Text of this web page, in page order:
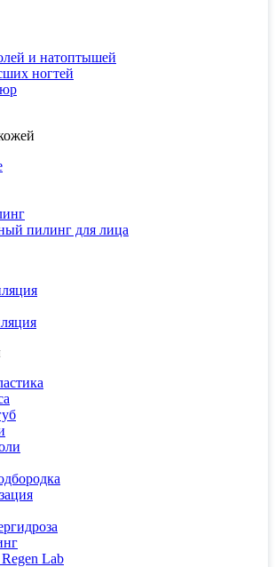
и натоптышей
ногтей
пилинг для лица
Lab